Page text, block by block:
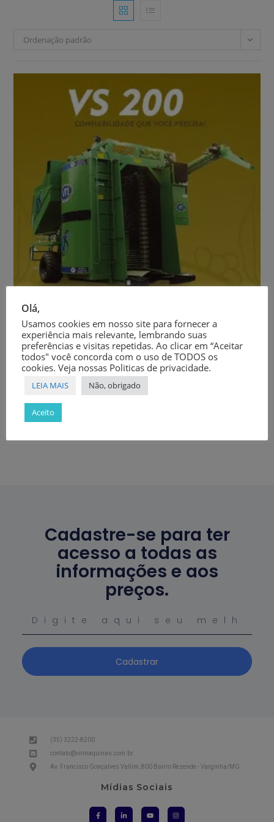
Ordenação padrão
Colhedoras, Implementos
Colhedora de café tracionada – VS200 – VN MÁQUINAS
Ler Mais
Cadastre-se para ter
acesso a todas as
informações e aos
preços.
Cadastrar
(35) 3222-8200
contato@vnmaquinas.com.br
Av. Francisco Gonçalves Vallim, 800 Bairro Rezende - Varginha/MG
Mídias Sociais
Olá,
Usamos cookies em nosso site para fornecer a
experiência mais relevante, lembrando suas
preferências e visitas repetidas. Ao clicar em “Aceitar
todos" você concorda com o uso de TODOS os
cookies. Veja nossas Politicas de privacidade.
LEIA MAIS Não, obrigado
Aceito